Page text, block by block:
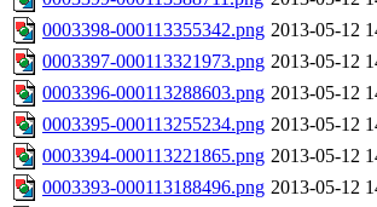
0003398-000113355342.png 2013-05-12
0003397-000113321973.png 2013-05-12
0003396-000113288603.png 2013-05-12
0003395-000113255234.png 2013-05-12
0003394-000113221865.png 2013-05-12
0003393-000113188496.png 2013-05-12